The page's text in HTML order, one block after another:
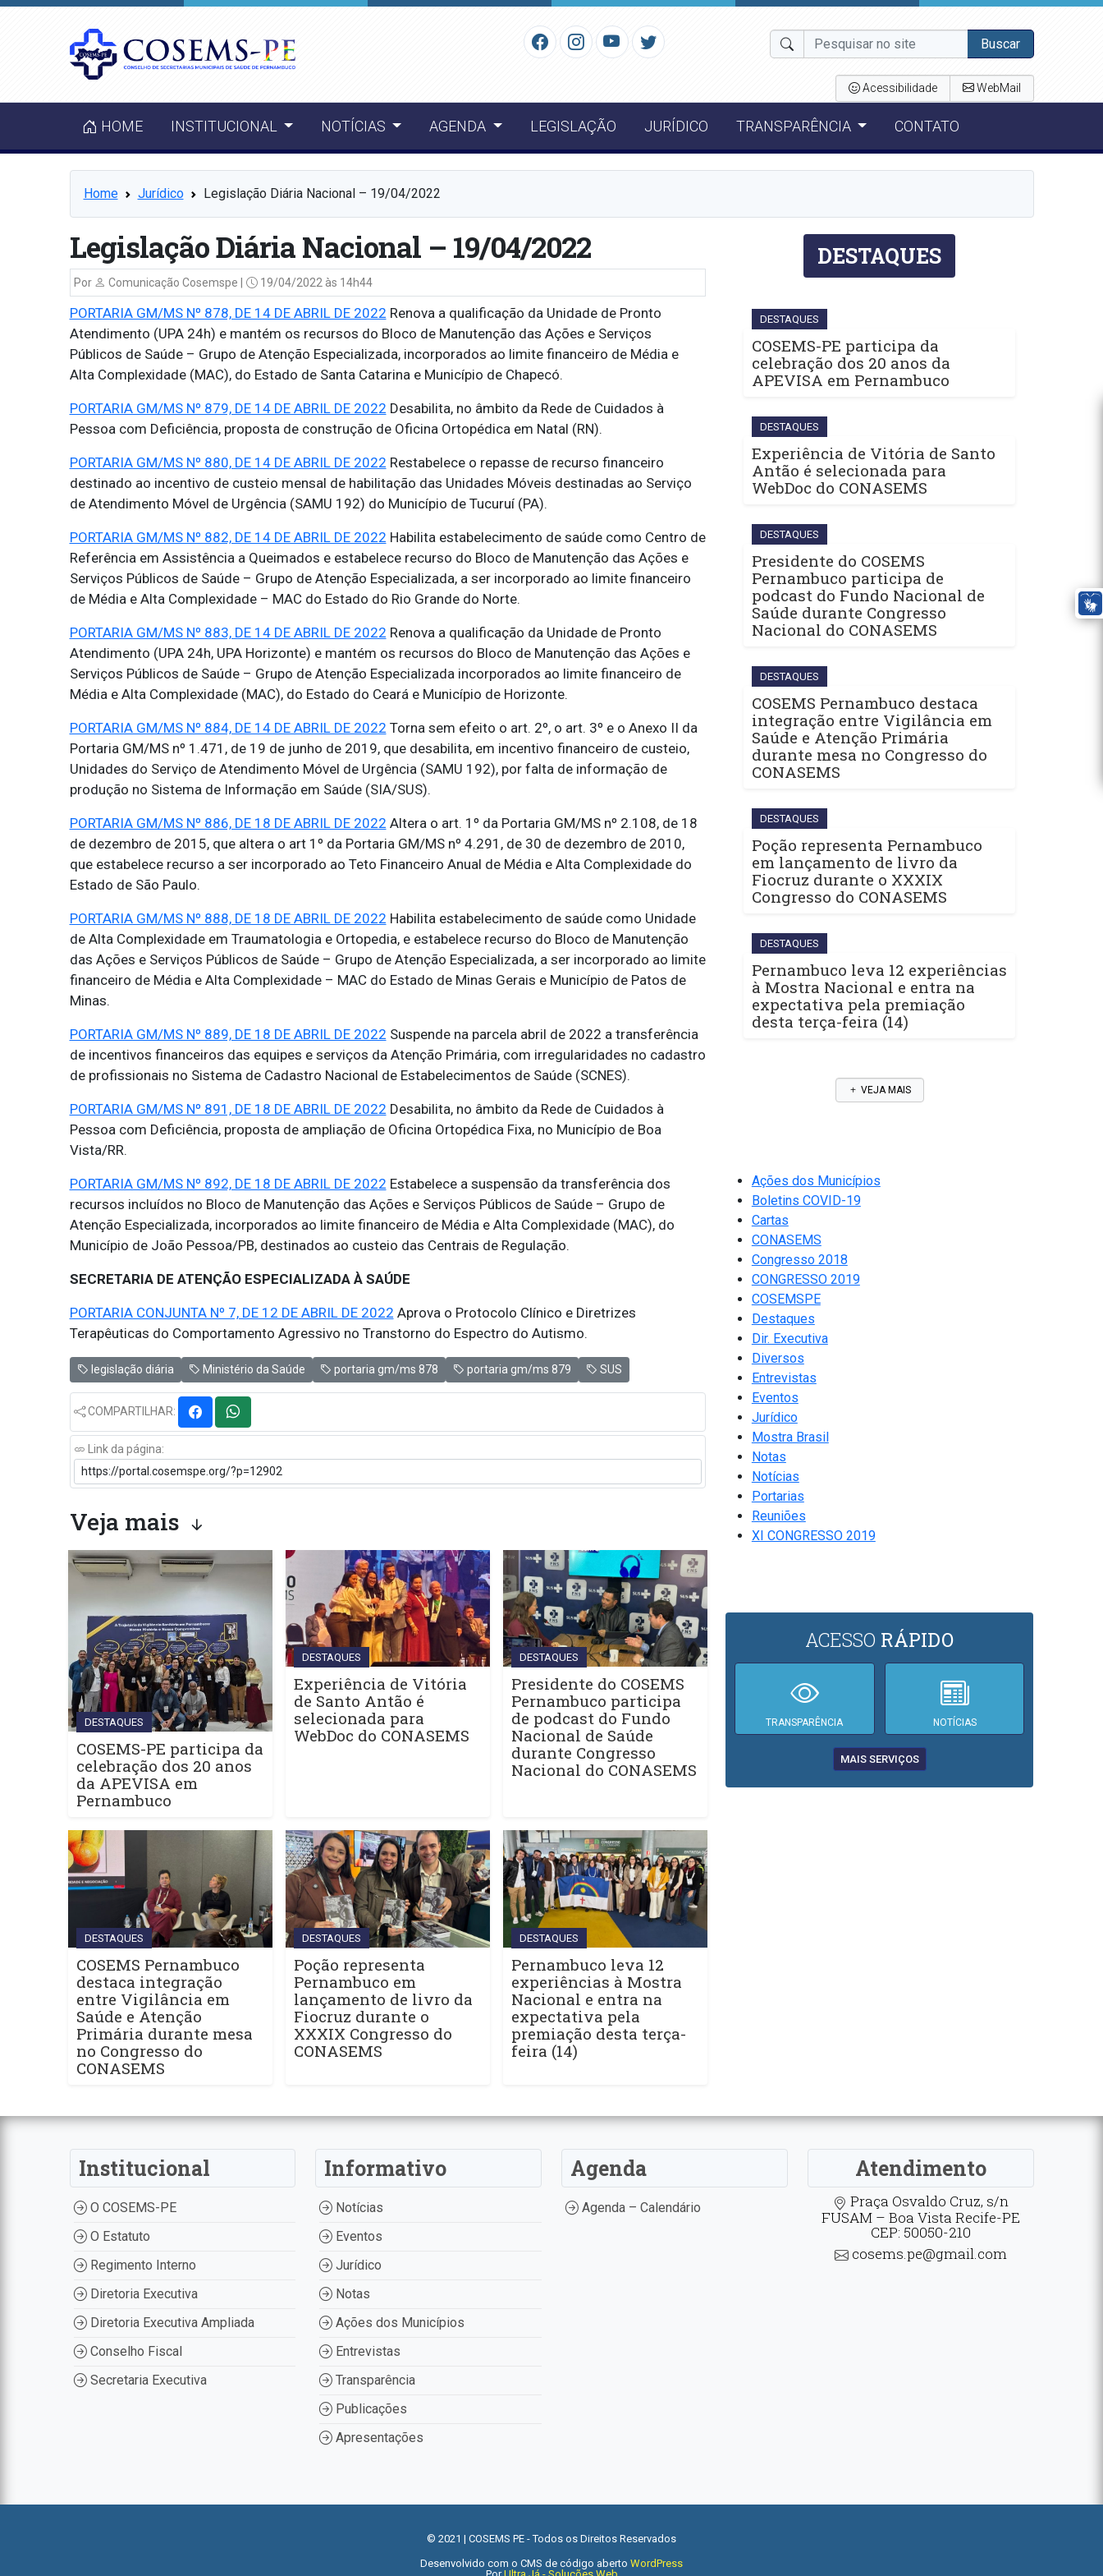
Buscar
Acessibilidade WebMail
HOME INSTITUCIONAL NOTÍCIAS AGENDA LEGISLAÇÃO JURÍDICO TRANSPARÊNCIA CONTATO
Home Jurídico Legislação Diária Nacional – 19/04/2022
Legislação Diária Nacional – 19/04/2022
Por Comunicação Cosemspe | 19/04/2022 às 14h44
PORTARIA GM/MS Nº 878, DE 14 DE ABRIL DE 2022 Renova a qualificação da Unidade de Pronto
Atendimento (UPA 24h) e mantém os recursos do Bloco de Manutenção das Ações e Serviços
Públicos de Saúde – Grupo de Atenção Especializada, incorporados ao limite financeiro de Média e
Alta Complexidade (MAC), do Estado de Santa Catarina e Município de Chapecó.
PORTARIA GM/MS Nº 879, DE 14 DE ABRIL DE 2022 Desabilita, no âmbito da Rede de Cuidados à
Pessoa com Deficiência, proposta de construção de Oficina Ortopédica em Natal (RN).
PORTARIA GM/MS Nº 880, DE 14 DE ABRIL DE 2022 Restabelece o repasse de recurso financeiro
destinado ao incentivo de custeio mensal de habilitação das Unidades Móveis destinadas ao Serviço
de Atendimento Móvel de Urgência (SAMU 192) do Município de Tucuruí (PA).
PORTARIA GM/MS Nº 882, DE 14 DE ABRIL DE 2022 Habilita estabelecimento de saúde como Centro de
Referência em Assistência a Queimados e estabelece recurso do Bloco de Manutenção das Ações e
Serviços Públicos de Saúde – Grupo de Atenção Especializada, a ser incorporado ao limite financeiro
de Média e Alta Complexidade – MAC do Estado do Rio Grande do Norte.
PORTARIA GM/MS Nº 883, DE 14 DE ABRIL DE 2022 Renova a qualificação da Unidade de Pronto
Atendimento (UPA 24h, UPA Horizonte) e mantém os recursos do Bloco de Manutenção das Ações e
Serviços Públicos de Saúde – Grupo de Atenção Especializada incorporados ao limite financeiro de
Média e Alta Complexidade (MAC), do Estado do Ceará e Município de Horizonte.
PORTARIA GM/MS Nº 884, DE 14 DE ABRIL DE 2022 Torna sem efeito o art. 2º, o art. 3º e o Anexo II da
Portaria GM/MS nº 1.471, de 19 de junho de 2019, que desabilita, em incentivo financeiro de custeio,
Unidades do Serviço de Atendimento Móvel de Urgência (SAMU 192), por falta de informação de
produção no Sistema de Informação em Saúde (SIA/SUS).
PORTARIA GM/MS Nº 886, DE 18 DE ABRIL DE 2022 Altera o art. 1º da Portaria GM/MS nº 2.108, de 18
de dezembro de 2015, que altera o art 1º da Portaria GM/MS nº 4.291, de 30 de dezembro de 2010,
que estabelece recurso a ser incorporado ao Teto Financeiro Anual de Média e Alta Complexidade do
Estado de São Paulo.
PORTARIA GM/MS Nº 888, DE 18 DE ABRIL DE 2022 Habilita estabelecimento de saúde como Unidade
de Alta Complexidade em Traumatologia e Ortopedia, e estabelece recurso do Bloco de Manutenção
das Ações e Serviços Públicos de Saúde – Grupo de Atenção Especializada, a ser incorporado ao limite
financeiro de Média e Alta Complexidade – MAC do Estado de Minas Gerais e Município de Patos de
Minas.
PORTARIA GM/MS Nº 889, DE 18 DE ABRIL DE 2022 Suspende na parcela abril de 2022 a transferência
de incentivos financeiros das equipes e serviços da Atenção Primária, com irregularidades no cadastro
de profissionais no Sistema de Cadastro Nacional de Estabelecimentos de Saúde (SCNES).
PORTARIA GM/MS Nº 891, DE 18 DE ABRIL DE 2022 Desabilita, no âmbito da Rede de Cuidados à
Pessoa com Deficiência, proposta de ampliação de Oficina Ortopédica Fixa, no Município de Boa
Vista/RR.
PORTARIA GM/MS Nº 892, DE 18 DE ABRIL DE 2022 Estabelece a suspensão da transferência dos
recursos incluídos no Bloco de Manutenção das Ações e Serviços Públicos de Saúde – Grupo de
Atenção Especializada, incorporados ao limite financeiro de Média e Alta Complexidade (MAC), do
Município de João Pessoa/PB, destinados ao custeio das Centrais de Regulação.
SECRETARIA DE ATENÇÃO ESPECIALIZADA À SAÚDE
PORTARIA CONJUNTA Nº 7, DE 12 DE ABRIL DE 2022 Aprova o Protocolo Clínico e Diretrizes
Terapêuticas do Comportamento Agressivo no Transtorno do Espectro do Autismo.
legislação diária Ministério da Saúde portaria gm/ms 878 portaria gm/ms 879 SUS
COMPARTILHAR:
Link da página:
Veja mais
DESTAQUES
COSEMS-PE participa da
celebração dos 20 anos
da APEVISA em
Pernambuco
DESTAQUES
Experiência de Vitória
de Santo Antão é
selecionada para
WebDoc do CONASEMS
DESTAQUES
Presidente do COSEMS
Pernambuco participa
de podcast do Fundo
Nacional de Saúde
durante Congresso
Nacional do CONASEMS
DESTAQUES
COSEMS Pernambuco
destaca integração
entre Vigilância em
Saúde e Atenção
Primária durante mesa
no Congresso do
CONASEMS
DESTAQUES
Poção representa
Pernambuco em
lançamento de livro da
Fiocruz durante o
XXXIX Congresso do
CONASEMS
DESTAQUES
Pernambuco leva 12
experiências à Mostra
Nacional e entra na
expectativa pela
premiação desta terça-
feira (14)
DESTAQUES
DESTAQUES
COSEMS-PE participa da
celebração dos 20 anos da
APEVISA em Pernambuco
DESTAQUES
Experiência de Vitória de Santo
Antão é selecionada para
WebDoc do CONASEMS
DESTAQUES
Presidente do COSEMS
Pernambuco participa de
podcast do Fundo Nacional de
Saúde durante Congresso
Nacional do CONASEMS
DESTAQUES
COSEMS Pernambuco destaca
integração entre Vigilância em
Saúde e Atenção Primária
durante mesa no Congresso do
CONASEMS
DESTAQUES
Poção representa Pernambuco
em lançamento de livro da
Fiocruz durante o XXXIX
Congresso do CONASEMS
DESTAQUES
Pernambuco leva 12 experiências
à Mostra Nacional e entra na
expectativa pela premiação
desta terça-feira (14)
VEJA MAIS
Ações dos Municípios
Boletins COVID-19
Cartas
CONASEMS
Congresso 2018
CONGRESSO 2019
COSEMSPE
Destaques
Dir. Executiva
Diversos
Entrevistas
Eventos
Jurídico
Mostra Brasil
Notas
Notícias
Portarias
Reuniões
XI CONGRESSO 2019
ACESSO RÁPIDO
TRANSPARÊNCIA NOTÍCIAS
MAIS SERVIÇOS
Institucional
O COSEMS-PE
O Estatuto
Regimento Interno
Diretoria Executiva
Diretoria Executiva Ampliada
Conselho Fiscal
Secretaria Executiva
Informativo
Notícias
Eventos
Jurídico
Notas
Ações dos Municípios
Entrevistas
Transparência
Publicações
Apresentações
Agenda
Agenda – Calendário
Atendimento
Praça Osvaldo Cruz, s/n
FUSAM – Boa Vista Recife-PE
CEP: 50050-210
cosems.pe@gmail.com
© 2021 | COSEMS PE - Todos os Direitos Reservados
Desenvolvido com o CMS de código aberto WordPress